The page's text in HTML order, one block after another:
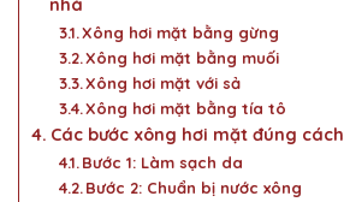
nhà
Xông hơi mặt bằng gừng
Xông hơi mặt bằng muối
Xông hơi mặt với sả
Xông hơi mặt bằng tía tô
Các bước xông hơi mặt đúng cách
Bước 1: Làm sạch da
Bước 2: Chuẩn bị nước xông